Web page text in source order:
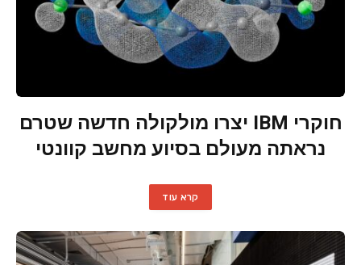
חוקרי IBM יצרו מולקולה חדשה שטרם
נראתה מעולם בסיוע מחשב קוונטי
קרא עוד